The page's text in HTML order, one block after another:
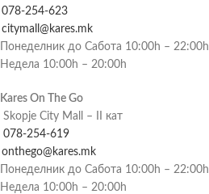
078-254-623
citymall@kares.mk
Понеделник до Сабота 10:00h – 22:00h
Недела 10:00h – 20:00h
Kares On The Go
Skopje City Mall – II кат
078-254-619
onthego@kares.mk
Понеделник до Сабота 10:00h – 22:00h
Недела 10:00h – 20:00h